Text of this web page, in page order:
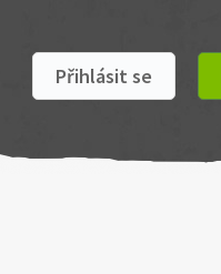
Přihlásit se